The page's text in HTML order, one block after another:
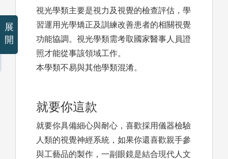
視光學類主要是視力及視覺的檢查評估，學
習運用光學矯正及訓練改善患者的相關視覺
功能協調。視光學類需考取國家醫事人員證
照才能從事該領域工作。
本學類不易與其他學類混淆。
就要你這款
就要你具備細心與耐心，喜歡採用儀器檢驗
人類的視覺神經系統，如果你還喜歡親手參
與工藝品的製作，一副眼鏡是結合現代人文
展
開